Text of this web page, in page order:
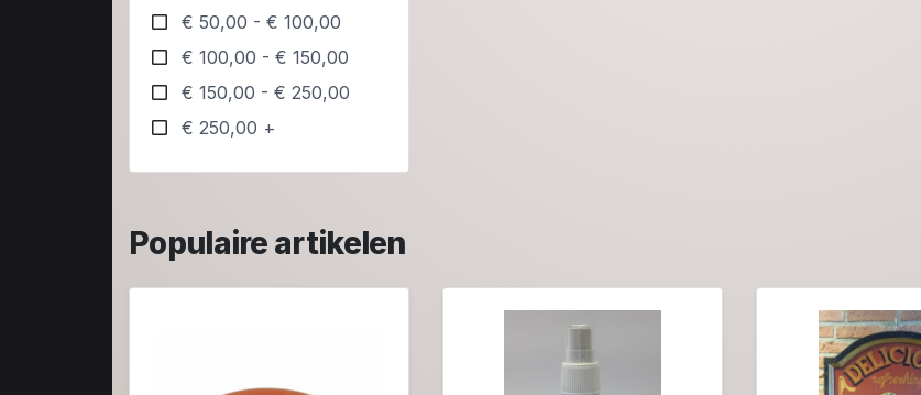
€ 50,00 - € 100,00
€ 100,00 - € 150,00
€ 150,00 - € 250,00
€ 250,00 +
Populaire artikelen